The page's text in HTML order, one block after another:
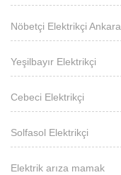
Nöbetçi Elektrikçi Ankara
Yeşilbayır Elektrikçi
Cebeci Elektrikçi
Solfasol Elektrikçi
Elektrik arıza mamak